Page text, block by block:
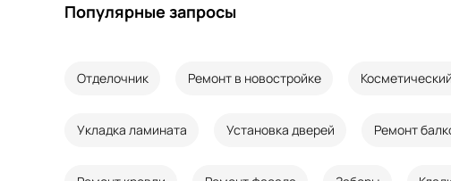
Популярные запросы
Отделочник Ремонт в новостройке
Укладка ламината Установка дверей Ремонт